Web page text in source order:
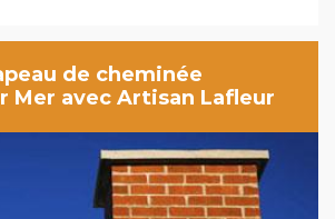
de cheminée
Mer avec Artisan Lafleur